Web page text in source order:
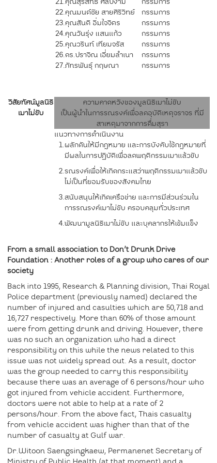
22.คุณมนต์ชัย สายศิริวิทย์
กรรมการ
23.คุณสันติ อิ่มใจจิตร
กรรมการ
24.คุณวันรุ่ง แสนแก้ว
กรรมการ
25.คุณวรินท์ เทียมจรัส
กรรมการ
26.ดร.ปราจิณ เอี่ยมลำเนา
กรรมการ
27.ภัทรพันธุ์ กฤษณา กรรมการ
วิสัยทัศน์มูลนิธิ
เมาไม่ขับ
ความคาดหวังของมูลนิธิเมาไม่ขับ
เป็นผู้นำในการรณรงค์เพื่อลดอุบัติเหตุจราจร ที่มี
สาเหตุมาจากการดื่มสุรา
แนวทางการดำเนินงาน
1.ผลักดันให้มีกฎหมาย และการบังคับใช้กฎหมายที่
มีผลในการปฏิบัติเพื่อลดพฤติกรรมเมาแล้วขับ
2.รณรงค์เพื่อให้เกิดกระแสว่าพฤติกรรมเมาแล้วขับ
ไม่เป็นที่ยอมรับของสังคมไทย
3.สนับสนุนให้เกิดเครือข่าย และการมีส่วนร่วมใน
การรณรงค์เมาไม่ขับ ครอบคลุมทั่วประเทศ
4.พัฒนามูลนิธิเมาไม่ขับ และบุคลากรให้เข้มแข็ง
From a small association to Don’t Drunk Drive
Foundation : Another roles of a group who cares of our
society
Back into 1995, Research & Planning division, Thai Royal
Police department (previously named) declared the
number of injured and casulties which are 50,718 and
16,727 respectively. More than 60% of those amount
were from getting drunk and driving. However, there
was no such an organization who had a direct
responsibility on this while the news related to this
issue was not widely spread out. As a result, doctor
was the group needed to carry this responsibility
because there was an average of 6 persons/hour who
got injured from vehicle accident. Furthermore,
doctors were not able to help at a rate of 2
persons/hour. From the above fact, Thais casualty
from vehicle accident was higher than that of the
number of casualty at Gulf war.
Dr.Witoon Saengsingkaew, Permanenet Secretary of